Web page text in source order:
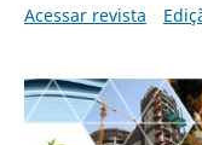
Acessar revista